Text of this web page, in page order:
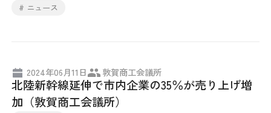
# ニュース
2024年06月11日 敦賀商工会議所
北陸新幹線延伸で市内企業の35％が売り上げ増
加（敦賀商工会議所）